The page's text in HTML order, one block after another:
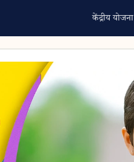
केंद्रीय योजना